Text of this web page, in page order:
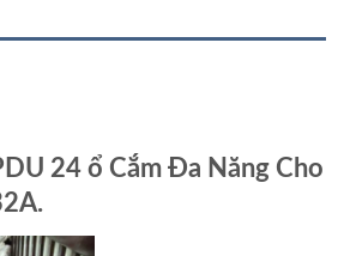
24 ổ Cắm Đa Năng Cho